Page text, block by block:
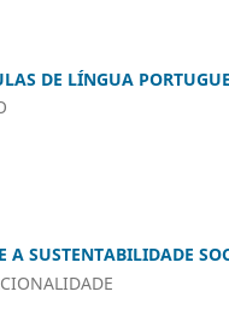
DE LÍNGUA
A SUSTENTABILIDADE